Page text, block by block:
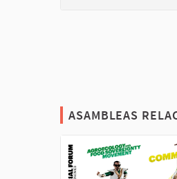
ASAMBLEAS